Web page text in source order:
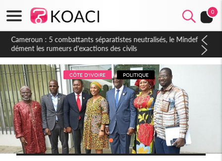
0
Cameroun : 5 combattants séparatistes neutralisés, le Mindef
dément les rumeurs d'exactions des civils
CÔTE D'IVOIRE POLITIQUE